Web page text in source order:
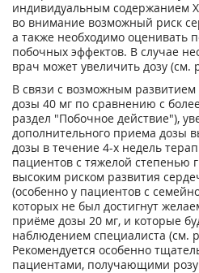
индивидуальным содержанием
во внимание возможный риск
а также необходимо оценивать
побочных эффектов. В случае
врач может увеличить дозу
В связи с возможным
дозы 40 мг по сравнению с
раздел "Побочное действие"),
дополнительного приема дозы
дозы в течение 4-х недель
пациентов с тяжелой степенью
высоким риском развития
(особенно у пациентов с
которых не был достигнут
приёме дозы 20 мг, и которые
наблюдением специалиста (см.
Рекомендуется особенно
пациентами, получающими